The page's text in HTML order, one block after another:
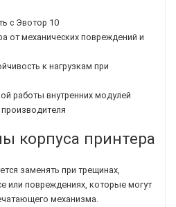
с Эвотор 10
от механических повреждений и
к нагрузкам при
работы внутренних модулей
производителя
корпуса принтера
заменять при трещинах,
или повреждениях, которые могут
механизма.